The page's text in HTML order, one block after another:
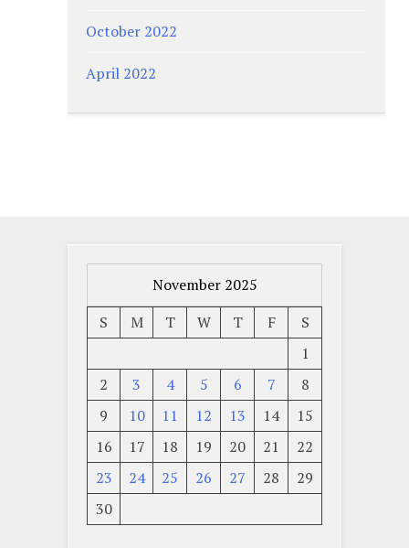
October 2022
April 2022
November 2025
S
M T W T F
S
1
2
3 4 5 6 7
8
9
10 11 12 13 14
15
16
17 18 19 20 21
22
23
24 25 26 27 28
29
30